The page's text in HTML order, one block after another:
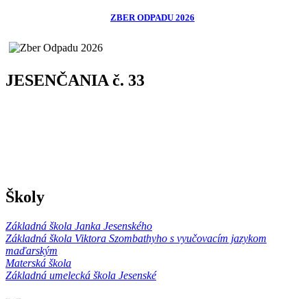
ZBER ODPADU 2026
JESENČANIA č. 33
Školy
Základná škola Janka Jesenského
Základná škola Viktora Szombathyho s vyučovacím jazykom
maďarským
Materská škola
Základná umelecká škola Jesenské